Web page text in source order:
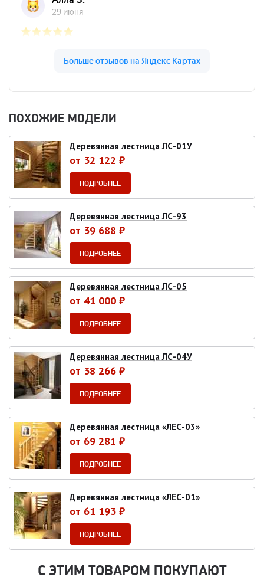
ПОХОЖИЕ МОДЕЛИ
Деревянная лестница ЛС-01У
от 32 122 ₽
ПОДРОБНЕЕ
Деревянная лестница ЛС-93
от 39 688 ₽
ПОДРОБНЕЕ
Деревянная лестница ЛС-05
от 41 000 ₽
ПОДРОБНЕЕ
Деревянная лестница ЛС-04У
от 38 266 ₽
ПОДРОБНЕЕ
Деревянная лестница «ЛЕС-03»
от 69 281 ₽
ПОДРОБНЕЕ
Деревянная лестница «ЛЕС-01»
от 61 193 ₽
ПОДРОБНЕЕ
С ЭТИМ ТОВАРОМ ПОКУПАЮТ